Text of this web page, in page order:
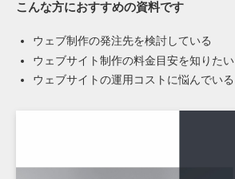
こんな方におすすめの資料です
ウェブ制作の発注先を検討している
ウェブサイト制作の料金目安を知りたい
ウェブサイトの運用コストに悩んでいる